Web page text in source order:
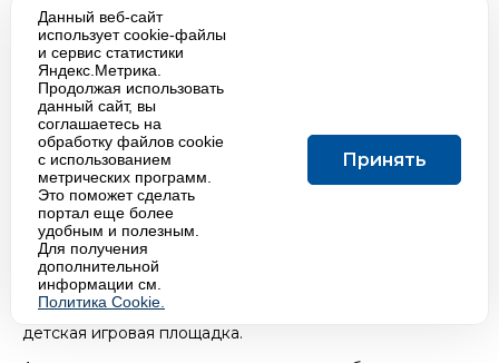
Нынешней зимой выпало рекордное количество снега.
По оценкам синоптиков в два раза больше, чем в
прошлом. Мы задействовали всю имеющуюся технику –
около 40 машин. Тем не менее, этого явно
недостаточно. Дополнительно привлечены
большегрузные автомобили для вывоза снега. Уже
вывезено более 17 тысяч кубометров. Почти столько
же было вывезено за весь зимний период прошлого
года.
Чтобы получить дополнительные средства на
благоустройство мы активно принимаем участие в
различных областных и всероссийских конкурсах. Так,
например, на средства, полученные по результатам
конкурса «Самый благоустроенный город России» по
итогам 2008 года в 2010 году за счет федерального
финансирования в городском парке установлена
детская игровая площадка.
Данный веб-сайт
использует cookie-файлы
и сервис статистики
Яндекс.Метрика.
Продолжая использовать
данный сайт, вы
соглашаетесь на
обработку файлов cookie
с использованием
метрических программ.
Это поможет сделать
портал еще более
удобным и полезным.
Для получения
дополнительной
информации см.
Политика Cookie.
Принять